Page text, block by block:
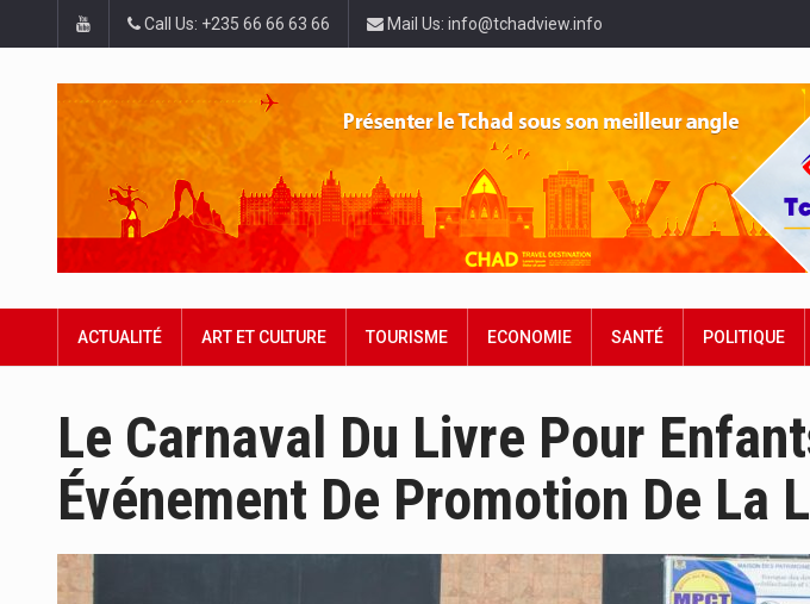
Call Us: +235 66 66 63 66 Mail Us: info@tchadview.info
ACTUALITÉ ART ET CULTURE TOURISME ECONOMIE SANTÉ POLITIQUE
Le Carnaval Du Livre Pour
Événement De Promotion De La